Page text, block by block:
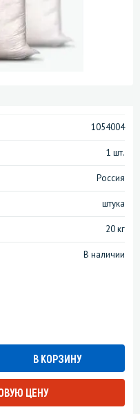
1054004
1 шт.
Россия
штука
20 кг
В наличии
В КОРЗИНУ
ЦЕНУ